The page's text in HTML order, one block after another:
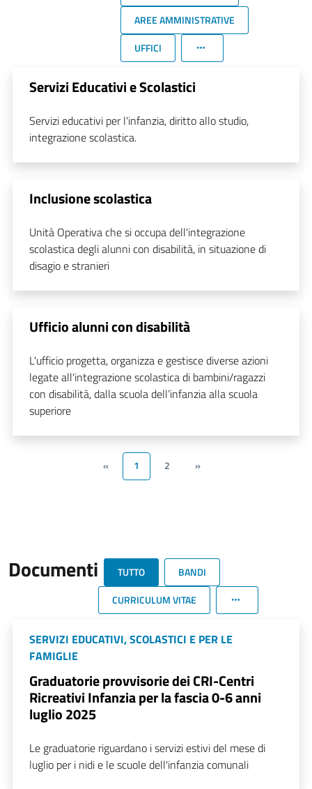
AREE AMMINISTRATIVE
UFFICI
Servizi Educativi e Scolastici
Servizi educativi per l'infanzia, diritto allo studio,
integrazione scolastica.
Inclusione scolastica
Unità Operativa che si occupa dell'integrazione
scolastica degli alunni con disabilità, in situazione di
disagio e stranieri
Ufficio alunni con disabilità
L'ufficio progetta, organizza e gestisce diverse azioni
legate all'integrazione scolastica di bambini/ragazzi
con disabilità, dalla scuola dell’infanzia alla scuola
superiore
« 1 2 »
Documenti TUTTO
BANDI
CURRICULUM VITAE
SERVIZI EDUCATIVI, SCOLASTICI E PER LE
FAMIGLIE
Graduatorie provvisorie dei CRI-Centri
Ricreativi Infanzia per la fascia 0-6 anni
luglio 2025
Le graduatorie riguardano i servizi estivi del mese di
luglio per i nidi e le scuole dell'infanzia comunali